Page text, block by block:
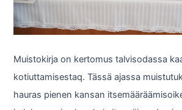
Muistokirja on kertomus talvisodassa
kotiuttamisestaq. Tässä ajassa
hauras pienen kansan